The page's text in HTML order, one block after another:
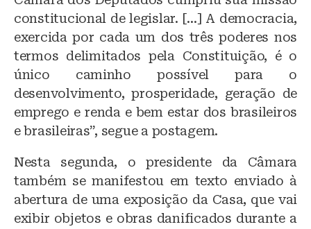
constitucional de legislar. […] A democracia,
exercida por cada um dos três poderes nos
termos delimitados pela Constituição, é o
único caminho possível para o
desenvolvimento, prosperidade, geração de
emprego e renda e bem estar dos brasileiros
e brasileiras”, segue a postagem.
Nesta segunda, o presidente da Câmara
também se manifestou em texto enviado à
abertura de uma exposição da Casa, que vai
exibir objetos e obras danificados durante a